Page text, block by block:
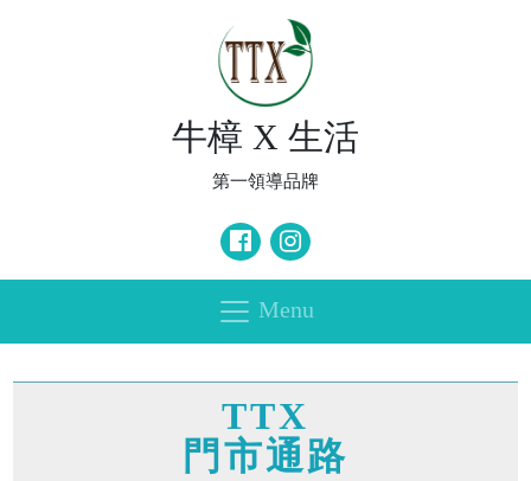
牛樟 X 生活
第一領導品牌
Menu
TTX
門市通路